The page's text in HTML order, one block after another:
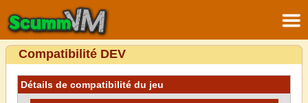
Compatibilité DEV
Détails de compatibilité du jeu